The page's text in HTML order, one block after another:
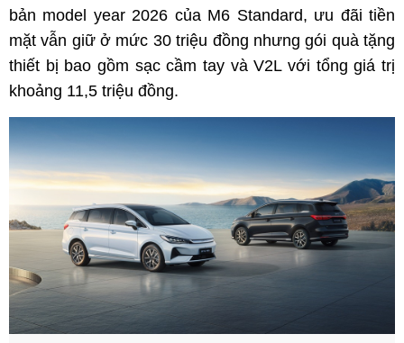
bản model year 2026 của M6 Standard, ưu đãi tiền
mặt vẫn giữ ở mức 30 triệu đồng nhưng gói quà tặng
thiết bị bao gồm sạc cầm tay và V2L với tổng giá trị
khoảng 11,5 triệu đồng.